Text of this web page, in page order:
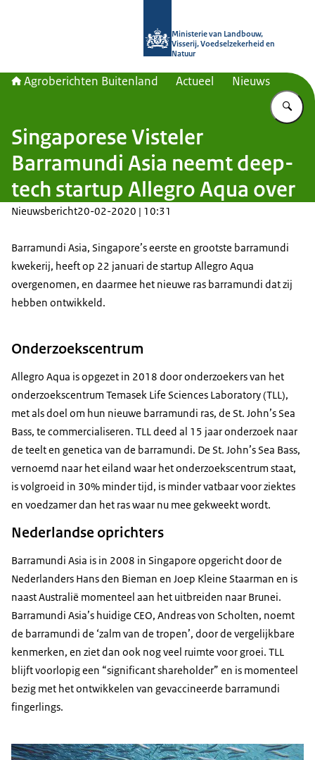
Ministerie van Landbouw,
Visserij, Voedselzekerheid en
Natuur
Agroberichten Buitenland Actueel Nieuws
Singaporese Visteler
Barramundi Asia neemt deep-
tech startup Allegro Aqua over
Nieuwsbericht20-02-2020 | 10:31
Barramundi Asia, Singapore’s eerste en grootste barramundi
kwekerij, heeft op 22 januari de startup Allegro Aqua
overgenomen, en daarmee het nieuwe ras barramundi dat zij
hebben ontwikkeld.
Onderzoekscentrum
Allegro Aqua is opgezet in 2018 door onderzoekers van het
onderzoekscentrum Temasek Life Sciences Laboratory(TLL),
met als doel om hun nieuwe barramundi ras, de St. John’s Sea
Bass, te commercialiseren. TLL deed al 15 jaar onderzoek naar
de teelt en genetica van de barramundi. De St. John’s Sea Bass,
vernoemd naar het eiland waar het onderzoekscentrum staat,
is volgroeid in 30% minder tijd, is minder vatbaar voor ziektes
en voedzamer dan het ras waar nu mee gekweekt wordt.
Nederlandse oprichters
Barramundi Asia is in 2008 in Singapore opgericht door de
Nederlanders Hans den Bieman en Joep Kleine Staarman en is
naast Australië momenteel aan het uitbreiden naar Brunei.
Barramundi Asia’s huidige CEO, Andreas von Scholten, noemt
de barramundi de ‘zalm van de tropen’, door de vergelijkbare
kenmerken, en ziet dan ook nog veel ruimte voor groei. TLL
blijft voorlopig een “significant shareholder” en is momenteel
bezig met het ontwikkelen van gevaccineerde barramundi
fingerlings.